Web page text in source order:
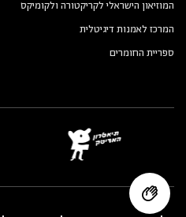
המוזיאון הישראלי לקריקטורה ולקומיקס
המרכז לאמנות דיגיטלית
ספריית החומרים